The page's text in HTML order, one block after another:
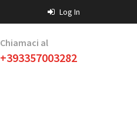
Log In
Chiamaci al
+393357003282